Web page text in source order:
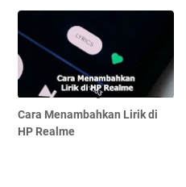
Cara Menambahkan Lirik di
HP Realme